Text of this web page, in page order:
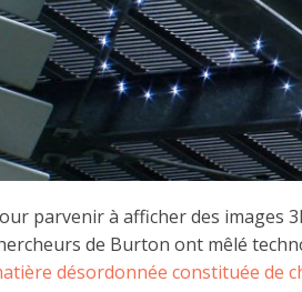
parvenir à afficher des images
de Burton ont mêlé
désordonnée constituée de